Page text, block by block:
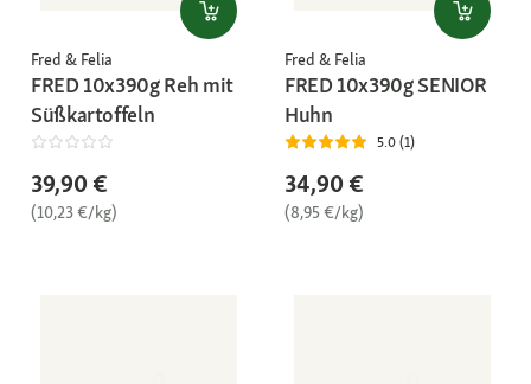
Fred & Felia
FRED 10x390g Reh mit
Süßkartoffeln
39,90 €
(10,23 €/kg)
Fred & Felia
FRED 10x390g SENIOR
Huhn
5.0 (1)
34,90 €
(8,95 €/kg)